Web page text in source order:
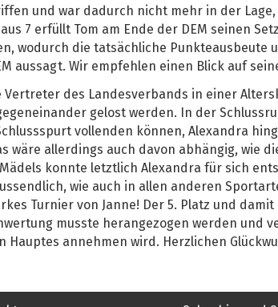
und war dadurch nicht mehr in der
7 erfüllt Tom am Ende der DEM seinen
wodurch die tatsächliche
aussagt. Wir empfehlen einen Blick auf
Vertreter des Landesverbands in einer
gelost werden. In der
vollenden können, Alexandra
wäre allerdings auch davon abhängig, wie
konnte letztlich Alexandra für sich
wie auch in allen anderen
Turnier von Janne! Der 5. Platz und
musste herangezogen werden und
Hauptes annehmen wird. Herzlichen